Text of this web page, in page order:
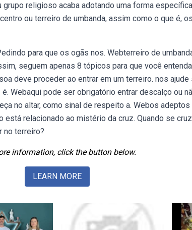
religioso acaba adotando uma forma
ou terreiro de umbanda, assim como o que é,
para que os ogãs nos. Webterreiro de
seguem apenas 8 tópicos para que você
deve proceder ao entrar em um terreiro. nos
Webaqui pode ser obrigatório entrar descalço ou
no altar, como sinal de respeito a. Webos
relacionado ao mistério da cruz. Quando se
no terreiro?
information, click the button below.
LEARN MORE